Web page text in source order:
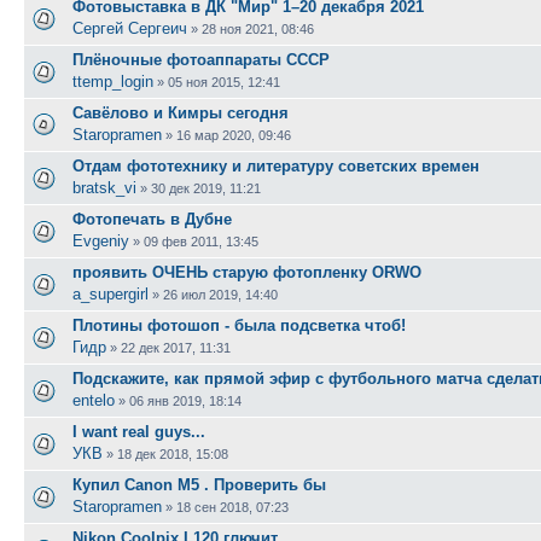
Фотовыставка в ДК "Мир" 1–20 декабря 2021
Сергей Сергеич » 28 ноя 2021, 08:46
Плёночные фотоаппараты CCCP
ttemp_login » 05 ноя 2015, 12:41
Савёлово и Кимры сегодня
Staropramen » 16 мар 2020, 09:46
Отдам фототехнику и литературу советских времен
bratsk_vi » 30 дек 2019, 11:21
Фотопечать в Дубне
Evgeniy » 09 фев 2011, 13:45
проявить ОЧЕНЬ старую фотопленку ORWO
a_supergirl » 26 июл 2019, 14:40
Плотины фотошоп - была подсветка чтоб!
Гидр » 22 дек 2017, 11:31
Подскажите, как прямой эфир с футбольного матча
entelo » 06 янв 2019, 18:14
I want real guys...
УКВ » 18 дек 2018, 15:08
Купил Canon M5 . Проверить бы
Staropramen » 18 сен 2018, 07:23